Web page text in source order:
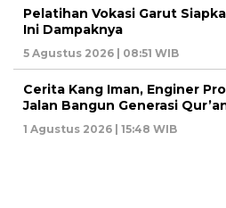
Pelatihan Vokasi Garut
Ini Dampaknya
5 Agustus 2026 | 08:51 WIB
Cerita Kang Iman, Enginer
Jalan Bangun Generasi
1 Agustus 2026 | 15:48 WIB